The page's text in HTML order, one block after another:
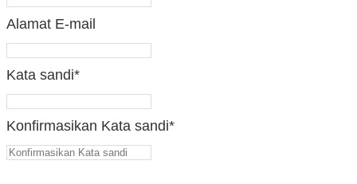
Alamat E-mail
Kata sandi*
Konfirmasikan Kata sandi*